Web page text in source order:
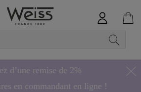
d’une remise de 2%
en commandant en ligne !